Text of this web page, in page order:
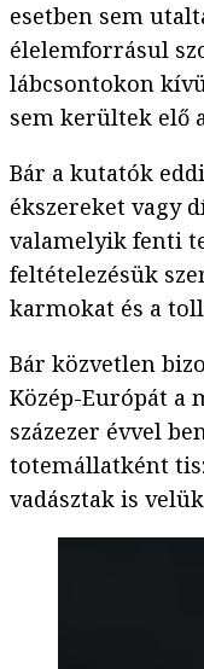
esetben sem
élelemforrásul
lábcsontokon
sem kerültek elő
Bár a kutatók
ékszereket vagy
valamelyik fenti
feltételezésük
karmokat és a
Bár közvetlen
Közép-Európát a
százezer évvel
totemállatként
vadásztak is